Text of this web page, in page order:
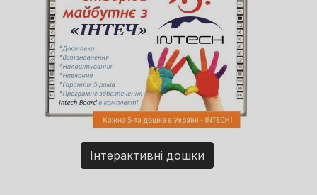
Інтерактивні дошки